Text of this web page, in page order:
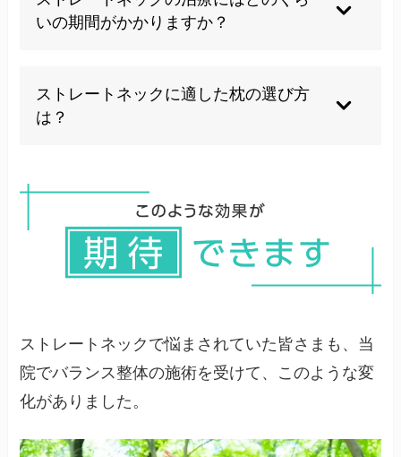
こすことがあります。首の治療で頭痛が改善する
ケースも多く見られます。
いの期間がかかりますか？
通常3〜6ヶ月程度の継続的な治療と自己ケアが必
要です。早期発見・早期治療ほど回復は早くなり
ます。
ストレートネックに適した枕の選び方
は？
ます。横向き寝の場合は肩幅に合わせた高さ、仰
向け寝の場合はやや低めの枕が良いでしょう。素
材は体圧分散性の良いものがおすすめです。
ストレートネックで悩まされていた皆さまも、当
院でバランス整体の施術を受けて、このような変
化がありました。